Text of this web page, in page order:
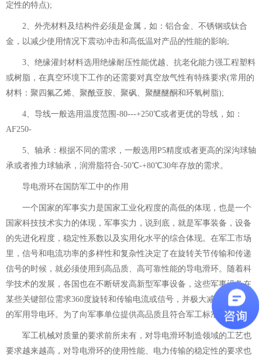
定性的特点);
2、外壳材料及结构件必须是金属，如：铝合金、不锈钢或钛合
金，以减少使用情况下震动冲击和高低温对产品的性能的影响;
3、绝缘灌封材料选用绝缘耐压性能优越、抗老化能力强工程塑料
或树脂，在真空环境下工作的还需要对真空放气性有特殊要求(常用的
材料：聚四氟乙烯、聚酰亚胺、聚砜、聚醚醚酮和环氧树脂);
4、导线一般选用温度范围-80---+250℃或者更优的导线，如：
AF250-
5、轴承：根据不同的需求，一般选用P5精度或者更高的深沟球轴
承或者推力球轴承，润滑脂符合-50℃-+80℃30年存放的需求。
导电滑环在国防军工中的作用
一个国家的军事实力是国家工业化程度的高低的体现，也是一个
国家科技技术实力的体现，军事实力，说到底，就是军事装备，设备
的先进化程度，稳定性系数以及实用化水平的综合体现。在军工市场
里，信号和电流功率的多样性和复杂性决定了在旋转关节传输和传递
信号的时候，就必须使用到高品质、高可靠性能的导电滑环。随着科
学技术的发展，各国也在不断研发高新型军事设备，这些军事设备在
某些关键部位需求360度旋转和传输电流或信号，并极大减少安装空间
的军用导电环。为了向军事单位提供高品质且符合军工标准滑环。
军工机械对质量的要求前所未有，对导电滑环制造领域的工艺也
要求越来越高，对导电滑环的使用性能、电力传输的稳定性的要求也